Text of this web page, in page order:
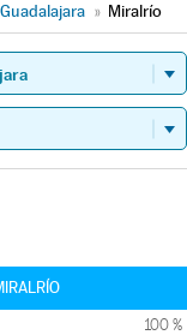
Guadalajara » Miralrío
100 %